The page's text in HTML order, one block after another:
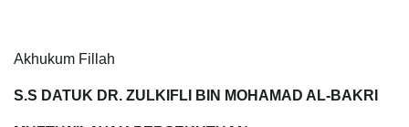
Akhukum Fillah
S.S DATUK DR. ZULKIFLI BIN MOHAMAD AL-BAKRI